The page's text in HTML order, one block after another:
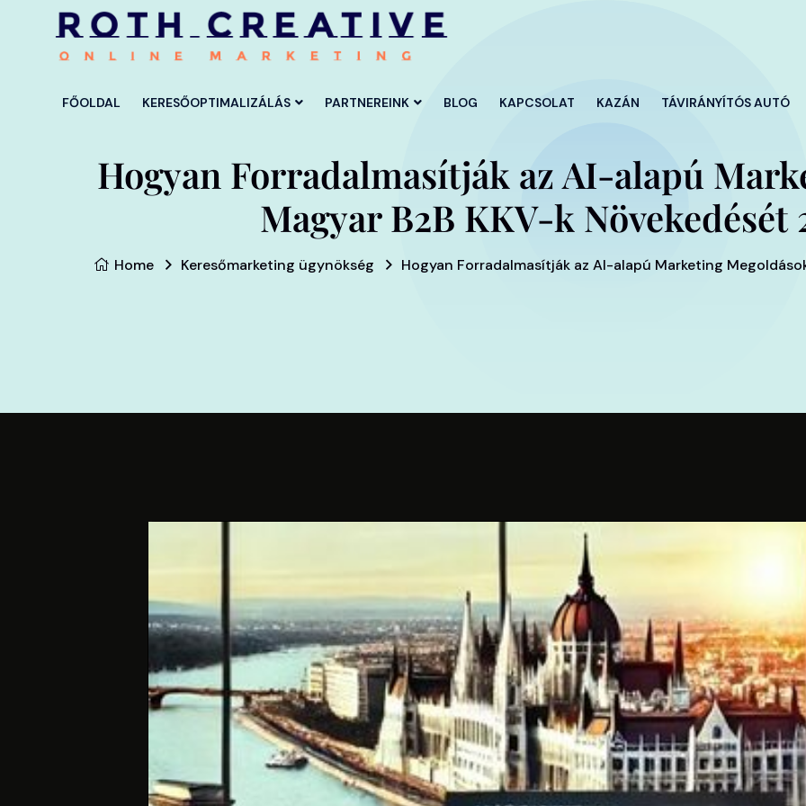
FŐOLDAL KERESŐOPTIMALIZÁLÁS PARTNEREINK BLOG KAPCSOLAT KAZÁN TÁVIRÁNYÍTÓS AUTÓ
Hogyan Forradalmasítják az AI-alapú
Magyar B2B KKV-k Növekedését
Home Keresőmarketing ügynökség Hogyan Forradalmasítják az AI-alapú Marketing